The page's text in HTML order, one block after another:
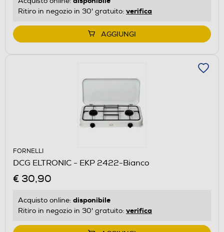
Ritiro in negozio in 30' gratuito: verifica
AGGIUNGI
FORNELLI
DCG ELTRONIC - EKP 2422-Bianco
€ 30,90
Acquisto online: disponibile
Ritiro in negozio in 30' gratuito: verifica